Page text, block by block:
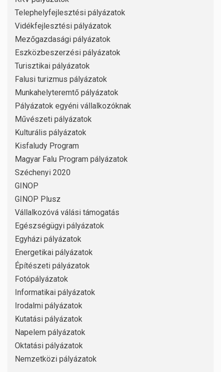
Telephelyfejlesztési pályázatok
Vidékfejlesztési pályázatok
Mezőgazdasági pályázatok
Eszközbeszerzési pályázatok
Turisztikai pályázatok
Falusi turizmus pályázatok
Munkahelyteremtő pályázatok
Pályázatok egyéni vállalkozóknak
Művészeti pályázatok
Kulturális pályázatok
Kisfaludy Program
Magyar Falu Program pályázatok
Széchenyi 2020
GINOP
GINOP Plusz
Vállalkozóvá válási támogatás
Egészségügyi pályázatok
Egyházi pályázatok
Energetikai pályázatok
Építészeti pályázatok
Fotópályázatok
Informatikai pályázatok
Irodalmi pályázatok
Kutatási pályázatok
Napelem pályázatok
Oktatási pályázatok
Nemzetközi pályázatok